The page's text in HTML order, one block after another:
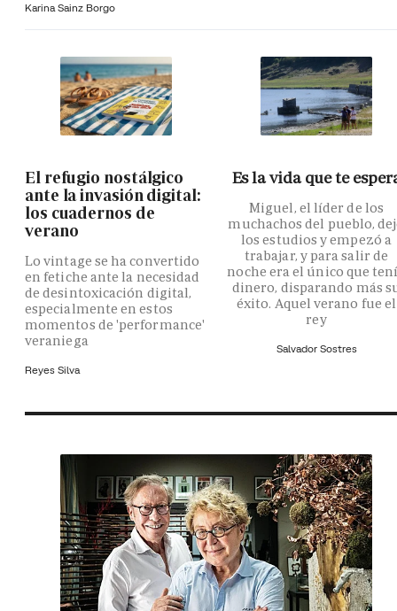
Karina Sainz Borgo
El refugio nostálgico
ante la invasión digital:
los cuadernos de
verano
Lo vintage se ha convertido
en fetiche ante la necesidad
de desintoxicación digital,
especialmente en estos
momentos de 'performance'
veraniega
Reyes Silva
Es la vida que te
Miguel, el líder de los
muchachos del pueblo,
los estudios y empezó a
trabajar, y para salir de
noche era el único que
dinero, disparando más
éxito. Aquel verano fue el
rey
Salvador Sostres